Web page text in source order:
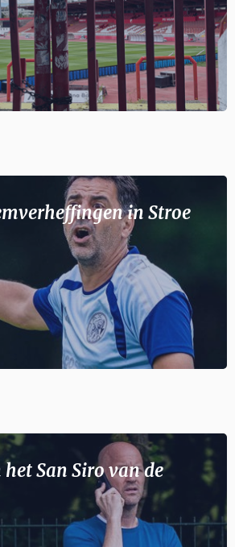
in Stroe
het San Siro van de